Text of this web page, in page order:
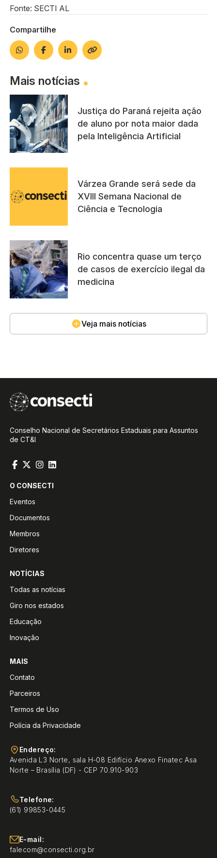
Fonte: SECTI AL
Compartilhe
Mais notícias
Justiça do Paraná rejeita ação
de aluno por nota maior dada
pela Inteligência Artificial
Várzea Grande será sede da
XVIII Semana Nacional de
Ciência e Tecnologia
Rio concentra quase um terço
de casos de exercício ilegal da
medicina
Veja mais notícias
Conselho Nacional de Secretários Estaduais para Assuntos
de CT&I
O CONSECTI
Eventos
Documentos
Membros
Diretores
NOTÍCIAS
Todas as notícias
Giro nos estados
Educação
Inovação
MAIS
Contato
Parceiros
Termos de Uso
Polícia da Privacidade
Endereço:
Avenida L3 Norte, sala H-08 Edifício Anexo Finatec Asa
Norte – Brasília (DF) - CEP 70.910-903
Telefone:
(61) 99853-0445
E-mail:
falecom@consecti.org.br